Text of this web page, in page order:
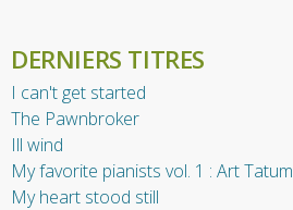
DERNIERS TITRES
I can't get started
The Pawnbroker
Ill wind
My favorite pianists vol. 1 : Art Tatum
My heart stood still